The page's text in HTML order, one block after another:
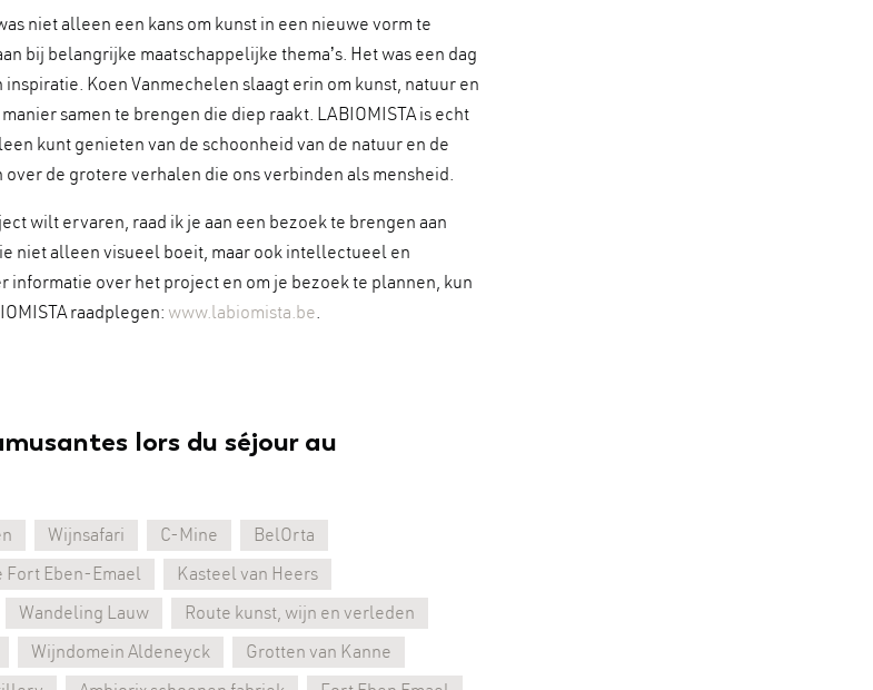
niet alleen een kans om kunst in een nieuwe vorm te
bij belangrijke maatschappelijke thema’s. Het was een dag
Koen Vanmechelen slaagt erin om kunst, natuur en
samen te brengen die diep raakt. LABIOMISTA is echt
kunt genieten van de schoonheid van de natuur en de
over de grotere verhalen die ons verbinden als mensheid.
wilt ervaren, raad ik je aan een bezoek te brengen aan
niet alleen visueel boeit, maar ook intellectueel en
informatie over het project en om je bezoek te plannen, kun
raadplegen: www.labiomista.be.
lors du séjour au
Wijnsafari C-Mine BelOrta
Fort Eben-Emael Kasteel van Heers
Wandeling Lauw Route kunst, wijn en verleden
Wijndomein Aldeneyck Grotten van Kanne